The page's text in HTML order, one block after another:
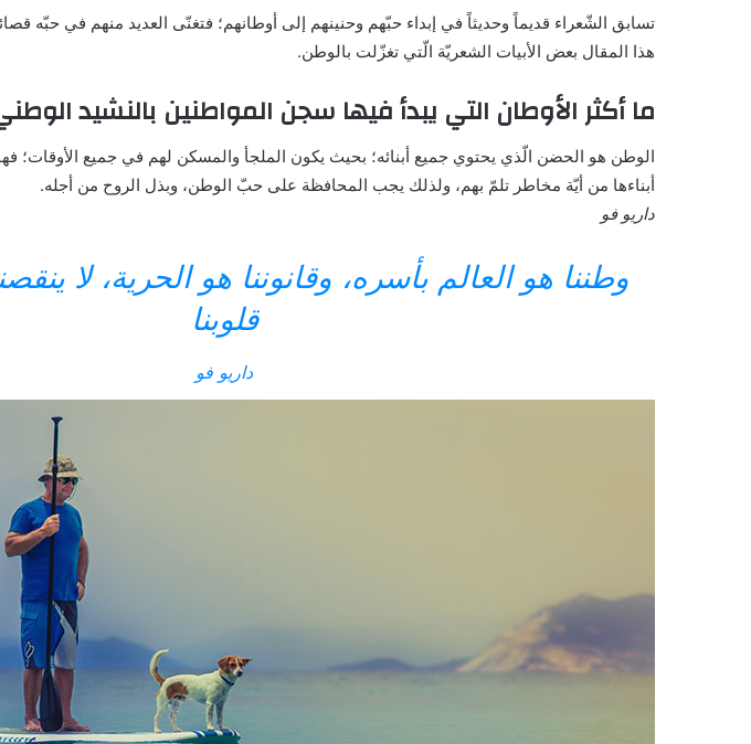
تسابق الشّعراء قديماً وحديثاً في إبداء حبّهم وحنينهم إلى أوطانهم؛ فتغنّى العديد منهم في حبّه
هذا المقال بعض الأبيات الشعريّة الّتي تغزّلت بالوطن.
ما أكثر الأوطان التي يبدأ فيها سجن المواطنين بالنشيد
الوطن هو الحضن الّذي يحتوي جميع أبنائه؛ بحيث يكون الملجأ والمسكن لهم في جميع الأوقات؛
أبناءها من أيّة مخاطر تلمّ بهم، ولذلك يجب المحافظة على حبّ الوطن، وبذل الروح من أجله.
داريو فو
وطننا هو العالم بأسره، وقانوننا هو الحرية، لا
قلوبنا
داريو فو